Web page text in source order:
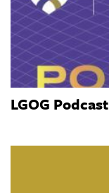
LGOG Podcast